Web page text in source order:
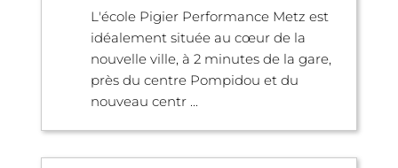
L'école Pigier Performance Metz est
idéalement située au cœur de la
nouvelle ville, à 2 minutes de la gare,
près du centre Pompidou et du
nouveau centr ...